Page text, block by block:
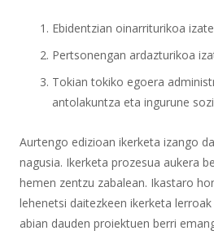
Ebidentzian oinarriturikoa
Pertsonengan ardazturikoa
Tokian tokiko egoera
antolakuntza eta ingurune
Aurtengo edizioan ikerketa izango
nagusia. Ikerketa prozesua aukera
hemen zentzu zabalean. Ikastaro
lehenetsi daitezkeen ikerketa
abian dauden proiektuen berri